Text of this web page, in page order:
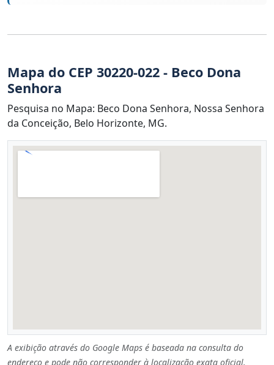
Mapa do CEP 30220-022 - Beco Dona
Senhora
Pesquisa no Mapa: Beco Dona Senhora, Nossa Senhora
da Conceição, Belo Horizonte, MG.
A exibição através do Google Maps é baseada na consulta do
endereço e pode não corresponder à localização exata oficial.